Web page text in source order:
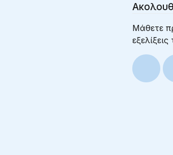
Μάθετε